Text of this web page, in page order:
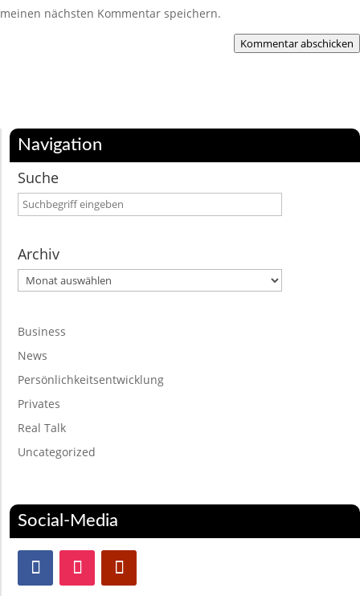
meinen nächsten Kommentar speichern.
Kommentar abschicken
Navigation
Suche
Archiv
Archiv
Business
News
Persönlichkeitsentwicklung
Privates
Real Talk
Uncategorized
Social-Media